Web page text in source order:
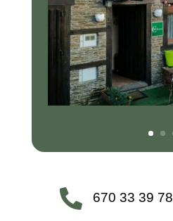
 670 33 39 78